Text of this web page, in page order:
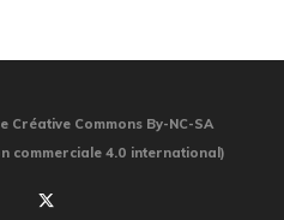
Créative Commons By-NC-SA
commerciale 4.0 international)